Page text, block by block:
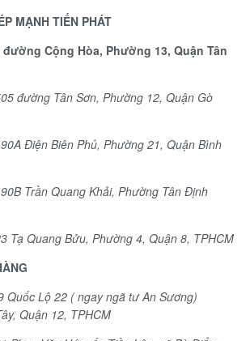
MẠNH TIẾN PHÁT
đường Cộng Hòa, Phường 13, Quận Tân
đường Tân Sơn, Phường 12, Quận Gò
Điện Biên Phủ, Phường 21, Quận Bình
Trần Quang Khải, Phường Tân Định
Tạ Quang Bửu, Phường 4, Quận 8, TPHCM
Quốc Lộ 22 ( ngay ngã tư An Sương)
y, Quận 12, TPHCM